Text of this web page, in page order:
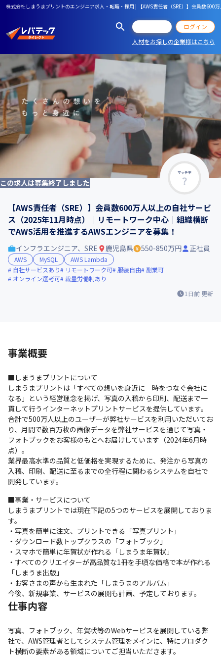
株式会社しまうまプリントのエンジニア求人・転職・採用 | 【AWS責任者（SRE）】会員数
ログイン
人材をお探しの企業様はこちら
マッチ率
この求人は募集終了しました
【AWS責任者（SRE）】会員数600万人以上の自社サービ
ス（2025年11月時点）｜リモートワーク中心｜組織横断
でAWS活用を推進するAWSエンジニアを募集！
1日前 更新
インフラエンジニア、SRE 鹿児島県 550-850万円 正社員
AWS MySQL
AWS Lambda
自社サービスあり
リモートワーク可 服装自由
副業可
オンライン選考可 裁量労働制あり
事業概要
■しまうまプリントについて
しまうまプリントは「すべての想いを身近に　時をつなぐ会社に
なる」という経営理念を掲げ、写真の入稿から印刷、配送まで一
貫して行うインターネットプリントサービスを提供しています。
合計で500万人以上のユーザーが弊社サービスを利用いただいてお
り、月間で数百万枚の画像データを弊社サービスを通じて写真・
フォトブックをお客様のもとへお届けしています（2024年6月時
点）。
業界最高水準の品質と低価格を実現するために、発注から写真の
入稿、印刷、配送に至るまでの全行程に関わるシステムを自社で
開発しています。
■事業・サービスについて
しまうまプリントでは現在下記の5つのサービスを展開しておりま
す。
・写真を簡単に注文、プリントできる「写真プリント」
・ダウンロード数トップクラスの「フォトブック」
・スマホで簡単に年賀状が作れる「しまうま年賀状」
・すべてのクリエイターが高品質な1冊を手頃な価格で本が作れる
「しまうま出版」
・お客さまの声から生まれた「しまうまのアルバム」
今後、新規事業、サービスの展開も計画、予定しております。
仕事内容
写真、フォトブック、年賀状等のWebサービスを展開している弊
社で、AWS管理者としてシステム管理をメインに、特にプロダク
ト横断の要素がある領域についてご担当いただきます。